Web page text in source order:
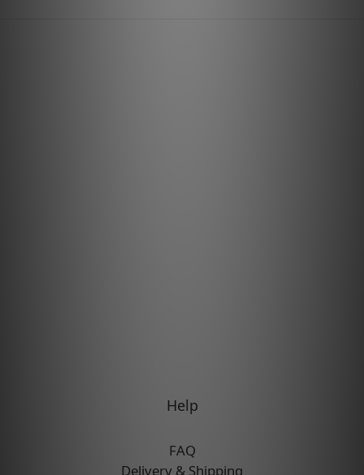
Help
FAQ
Delivery & Shipping